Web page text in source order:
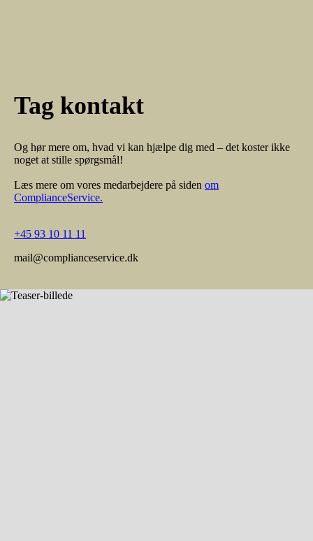
Tag kontakt
Og hør mere om, hvad vi kan hjælpe dig med – det koster ikke
noget at stille spørgsmål!
Læs mere om vores medarbejdere på siden om
ComplianceService.
+45 93 10 11 11
mail@complianceservice.dk